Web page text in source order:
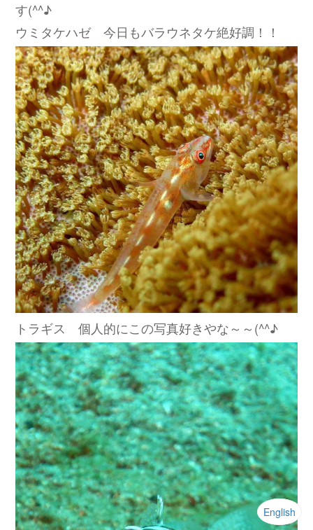
す(^^♪
ウミタケハゼ 今日もバラウネタケ絶好調！！
トラギス 個人的にこの写真好きやな～～(^^♪
English